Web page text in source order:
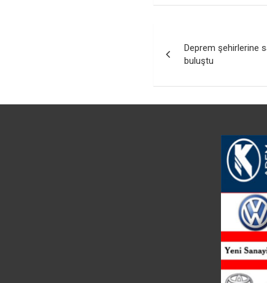
gezinmesi
Deprem şehirlerine
buluştu